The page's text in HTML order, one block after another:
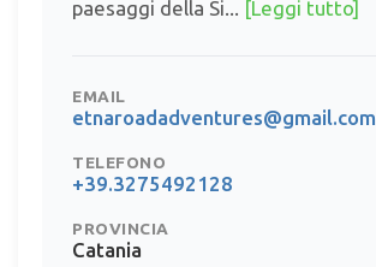
paesaggi della Si...
[Leggi tutto]
EMAIL
etnaroadadventures@gmail.com
TELEFONO
+39.3275492128
PROVINCIA
Catania